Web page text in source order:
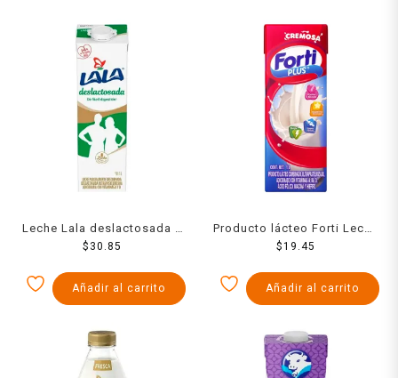
Leche Lala deslactosada 1
l
$ 30.85
Añadir al carrito
Producto lácteo Forti Leche
1 l
$19.45
Añadir al carrito